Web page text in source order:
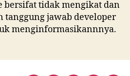
bersifat tidak mengikat dan
tanggung jawab developer
menginformasikannnya.